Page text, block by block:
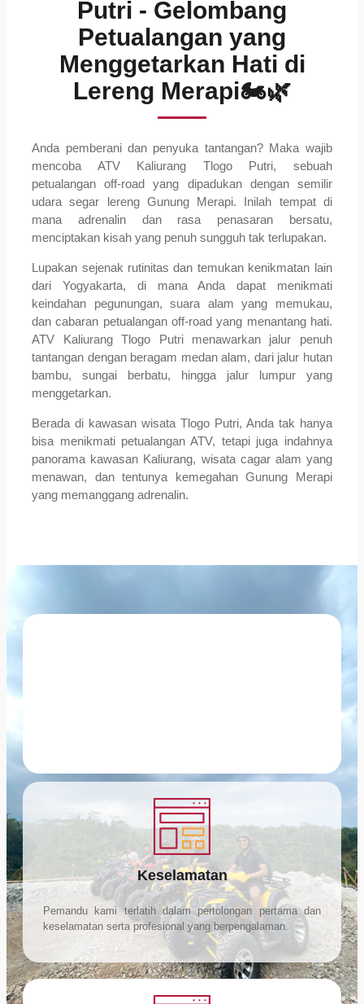
Putri - Gelombang
Petualangan yang
Menggetarkan Hati di
Lereng Merapi🏍🌿
Anda pemberani dan penyuka tantangan? Maka wajib
mencoba ATV Kaliurang Tlogo Putri, sebuah
petualangan off-road yang dipadukan dengan semilir
udara segar lereng Gunung Merapi. Inilah tempat di
mana adrenalin dan rasa penasaran bersatu,
menciptakan kisah yang penuh sungguh tak terlupakan.
Lupakan sejenak rutinitas dan temukan kenikmatan lain
dari Yogyakarta, di mana Anda dapat menikmati
keindahan pegunungan, suara alam yang memukau,
dan cabaran petualangan off-road yang menantang hati.
ATV Kaliurang Tlogo Putri menawarkan jalur penuh
tantangan dengan beragam medan alam, dari jalur hutan
bambu, sungai berbatu, hingga jalur lumpur yang
menggetarkan.
Berada di kawasan wisata Tlogo Putri, Anda tak hanya
bisa menikmati petualangan ATV, tetapi juga indahnya
panorama kawasan Kaliurang, wisata cagar alam yang
menawan, dan tentunya kemegahan Gunung Merapi
yang memanggang adrenalin.
Keselamatan
Pemandu kami terlatih dalam pertolongan pertama dan
keselamatan serta profesional yang berpengalaman.